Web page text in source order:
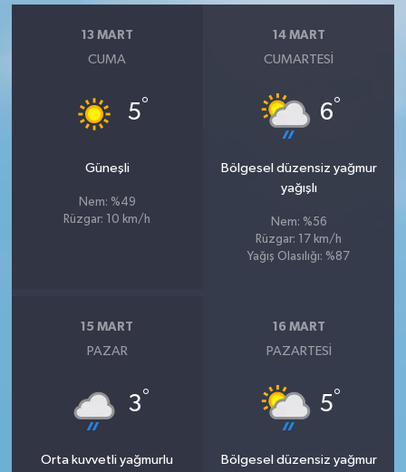
13 MART
CUMA
5°
Güneşli
Nem: %49
Rüzgar: 10 km/h
14 MART
CUMARTESI
6°
Bölgesel düzensiz yağmur
yağışlı
Nem: %56
Rüzgar: 17 km/h
Yağış Olasılığı: %87
15 MART
PAZAR
3°
Orta kuvvetli yağmurlu
16 MART
PAZARTESI
5°
Bölgesel düzensiz yağmur